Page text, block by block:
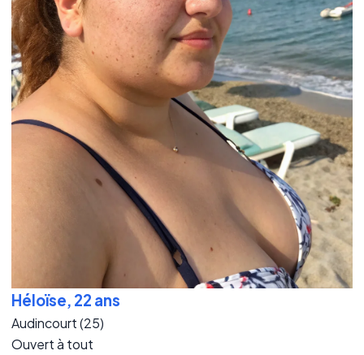
Héloïse, 22 ans
Audincourt (25)
Ouvert à tout